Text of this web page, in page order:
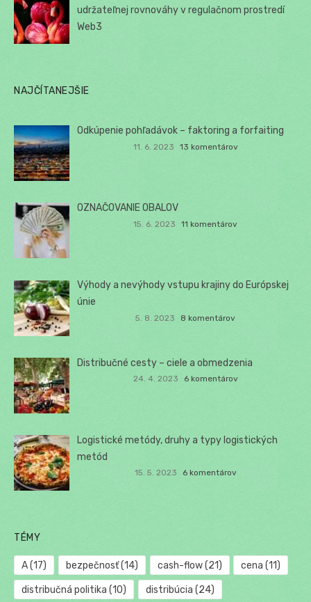
udržateľnej rovnováhy v regulačnom prostredí
Web3
NAJČÍTANEJŠIE
Odkúpenie pohľadávok – faktoring a forfaiting
11. 6. 2023 13 komentárov
OZNAČOVANIE OBALOV
15. 6. 2023 11 komentárov
Výhody a nevýhody vstupu krajiny do Európskej
únie
5. 8. 2023 8 komentárov
Distribučné cesty – ciele a obmedzenia
24. 4. 2023 6 komentárov
Logistické metódy, druhy a typy logistických
metód
15. 5. 2023 6 komentárov
TÉMY
A(17) bezpečnosť(14) cash-flow(21) cena (11)
distribučná politika (10) distribúcia (24)